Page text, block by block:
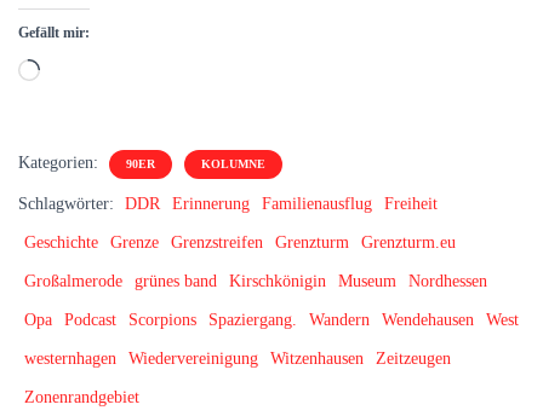
Gefällt mir:
Wird
Kategorien: 90ER KOLUMNE
Schlagwörter: DDR Erinnerung Familienausflug Freiheit
Geschichte Grenze Grenzstreifen Grenzturm Grenzturm.eu
Großalmerode grünes band Kirschkönigin Museum Nordhessen
Opa Podcast Scorpions Spaziergang. Wandern Wendehausen West
westernhagen Wiedervereinigung Witzenhausen Zeitzeugen
Zonenrandgebiet